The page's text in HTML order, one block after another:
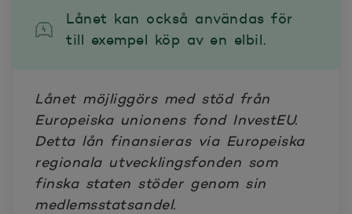
Lånet kan också användas för
till exempel köp av en elbil.
Lånet möjliggörs med stöd från
Europeiska unionens fond InvestEU.
Detta lån finansieras via Europeiska
regionala utvecklingsfonden som
finska staten stöder genom sin
medlemsstatsandel.